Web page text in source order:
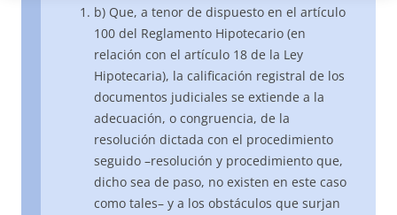
b) Que, a tenor de dispuesto en el artículo
100 del Reglamento Hipotecario (en
relación con el artículo 18 de la Ley
Hipotecaria), la calificación registral de los
documentos judiciales se extiende a la
adecuación, o congruencia, de la
resolución dictada con el procedimiento
seguido –resolución y procedimiento que,
dicho sea de paso, no existen en este caso
como tales– y a los obstáculos que surjan